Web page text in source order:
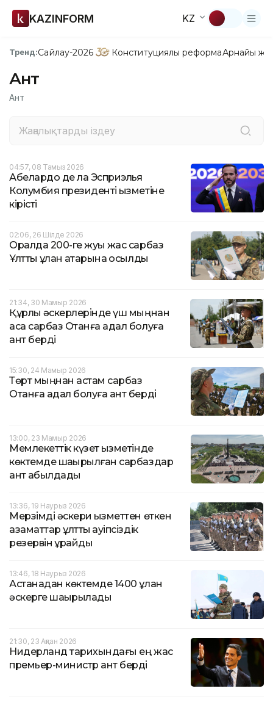
KAZINFORM KZ
Тренд:Сайлау-2026 Конституциялық реформаАрнайы
Ант
Ант
04:57, 08 Тамыз 2026
Абелардо де ла Эсприэлья
Колумбия президенті қызметіне
кірісті
02:06, 26 Шілде 2026
Оралда 200-ге жуық жас сарбаз
Ұлттық ұлан қатарына қосылды
21:34, 30 Мамыр 2026
Құрлық әскерлерінде үш мыңнан
аса сарбаз Отанға адал болуға
ант берді
15:30, 24 Мамыр 2026
Төрт мыңнан астам сарбаз
Отанға адал болуға ант берді
13:00, 23 Мамыр 2026
Мемлекеттік күзет қызметінде
көктемде шақырылған сарбаздар
ант қабылдады
13:36, 19 Наурыз 2026
Мерзімді әскери қызметтен өткен
азаматтар ұлттық қауіпсіздік
резервін құрайды
13:46, 18 Наурыз 2026
Астанадан көктемде 1400 ұлан
әскерге шақырылады
21:30, 23 Ақпан 2026
Нидерланд тарихындағы ең жас
премьер-министр ант берді